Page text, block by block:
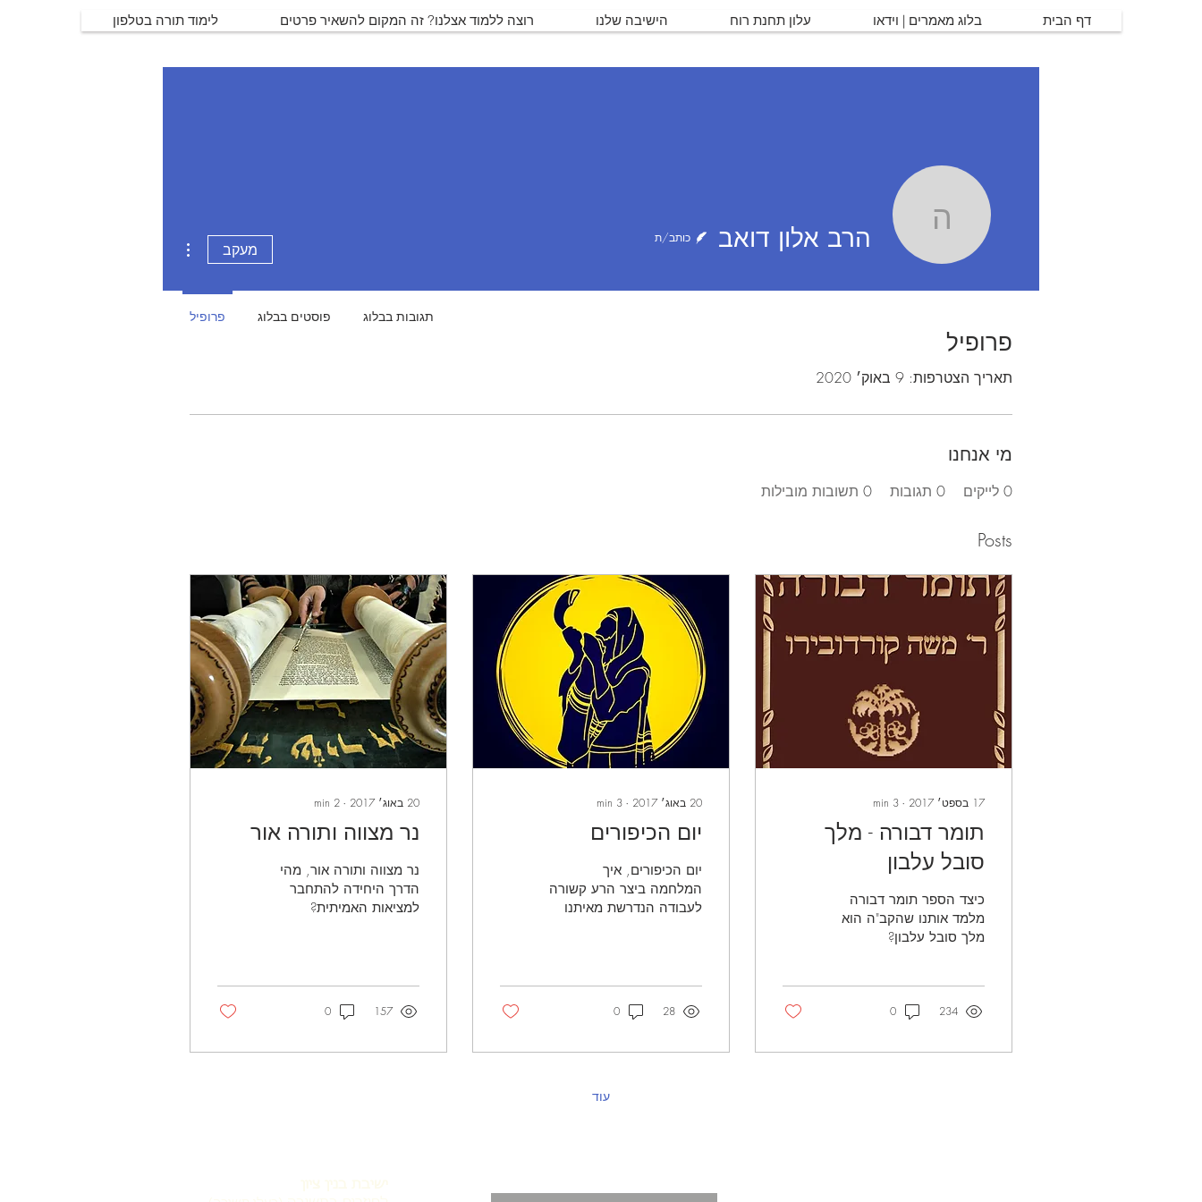
דף הבית בלוג מאמרים | וידאו עלון תחנת רוח הישיבה שלנו רוצה ללמוד אצלנו? זה המקום להשאיר פרטים לימוד תורה בטלפון
פרופיל
תאריך הצטרפות: 9 באוק׳ 2020
מי אנחנו
0 לייקים 0 תגובות 0 תשובות מובילות
Posts
17 בספט׳ 2017 ∙
3
min
תומר דבורה - מלך
סובל עלבון
כיצד הספר תומר דבורה
מלמד אותנו שהקב"ה הוא
מלך סובל עלבון?
234
0
20 באוג׳ 2017 ∙
3
min
יום הכיפורים
יום הכיפורים, איך
המלחמה ביצר הרע קשורה
לעבודה הנדרשת מאיתנו
28
0
20 באוג׳ 2017 ∙
2
min
נר מצווה ותורה אור
נר מצווה ותורה אור, מהי
הדרך היחידה להתחבר
למציאות האמיתית?
157
0
עוד
הרב אלון דואב
הרב אלון דואב כותב/ת
מעקב
פרופיל פוסטים בבלוג תגובות בבלוג